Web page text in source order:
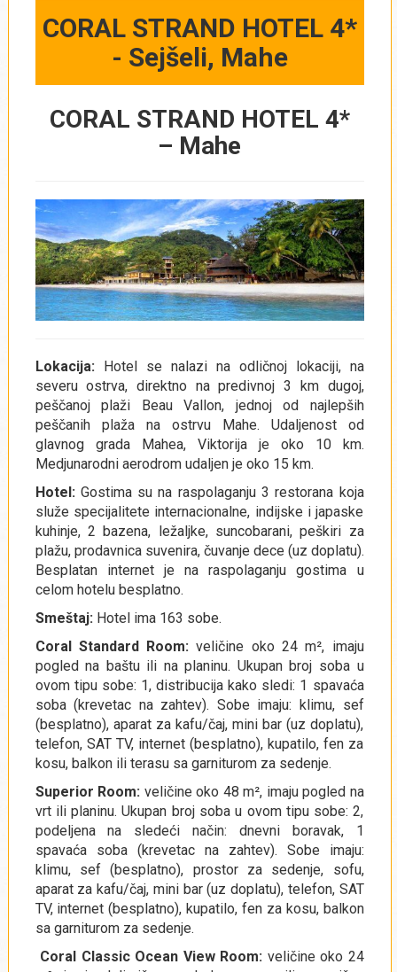
CORAL STRAND HOTEL 4*
- Sejšeli, Mahe
CORAL STRAND HOTEL 4*
– Mahe
Lokacija:Hotel se nalazi na odličnoj lokaciji, na
severu ostrva, direktno na predivnoj 3 km dugoj,
peščanoj plaži Beau Vallon, jednoj od najlepših
peščanih plaža na ostrvu Mahe. Udaljenost od
glavnog grada Mahea, Viktorija je oko 10 km.
Medjunarodni aerodrom udaljen je oko 15 km.
Hotel:Gostima su na raspolaganju 3 restorana koja
služe specijalitete internacionalne, indijske i japaske
kuhinje, 2 bazena, ležaljke, suncobarani, peškiri za
plažu, prodavnica suvenira, čuvanje dece (uz doplatu).
Besplatan internet je na raspolaganju gostima u
celom hotelu besplatno.
Smeštaj:Hotel ima 163 sobe.
Coral Standard Room: veličine oko 24 m², imaju
pogled na baštu ili na planinu. Ukupan broj soba u
ovom tipu sobe: 1, distribucija kako sledi: 1 spavaća
soba (krevetac na zahtev). Sobe imaju: klimu, sef
(besplatno), aparat za kafu/čaj, mini bar (uz doplatu),
telefon, SAT TV, internet (besplatno), kupatilo, fen za
kosu, balkon ili terasu sa garniturom za sedenje.
Superior Room: veličine oko 48 m², imaju pogled na
vrt ili planinu. Ukupan broj soba u ovom tipu sobe: 2,
podeljena na sledeći način: dnevni boravak, 1
spavaća soba (krevetac na zahtev). Sobe imaju:
klimu, sef (besplatno), prostor za sedenje, sofu,
aparat za kafu/čaj, mini bar (uz doplatu), telefon, SAT
TV, internet (besplatno), kupatilo, fen za kosu, balkon
sa garniturom za sedenje.
Coral Classic Ocean View Room: veličine oko 24